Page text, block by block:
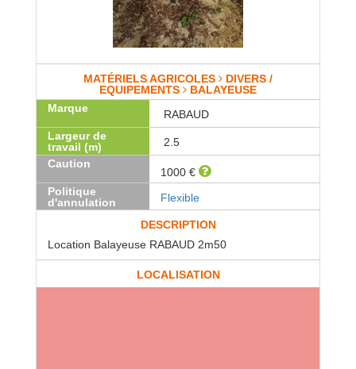
MATÉRIELS AGRICOLES
DIVERS /
EQUIPEMENTS
BALAYEUSE
Marque
RABAUD
Largeur de
travail (m)
2.5
Caution
1000 €
Politique
d'annulation
Flexible
DESCRIPTION
Location Balayeuse RABAUD 2m50
LOCALISATION